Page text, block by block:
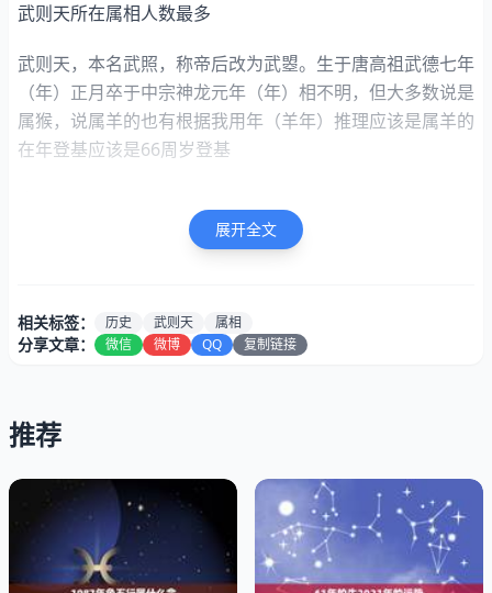
武则天所在属相人数最多
武则天，本名武照，称帝后改为武曌。生于唐高祖武德七年
（年）正月卒于中宗神龙元年（年）相不明，但大多数说是
属猴，说属羊的也有根据我用年（羊年）推理应该是属羊的
在年登基应该是66周岁登基
展开全文
相关标签： 历史 武则天 属相
分享文章： 微信 微博 QQ 复制链接
推荐